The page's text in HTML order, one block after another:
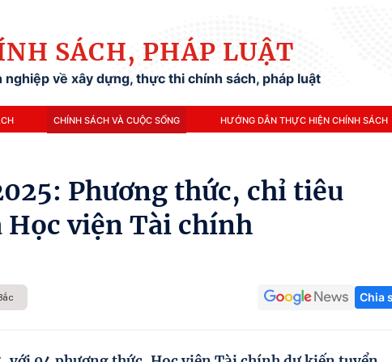
SÁCH, PHÁP LUẬT
nghiệp về xây dựng, thực thi chính sách, pháp luật
CHÍNH SÁCH VÀ CUỘC SỐNG HƯỚNG DẪN THỰC HIỆN CHÍNH SÁCH
Phương thức, chỉ tiêu
Học viện Tài chính
Chia